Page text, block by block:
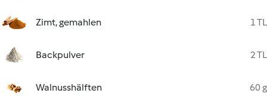
Zimt, gemahlen 1 TL
Backpulver 2 TL
Walnusshälften 60 g